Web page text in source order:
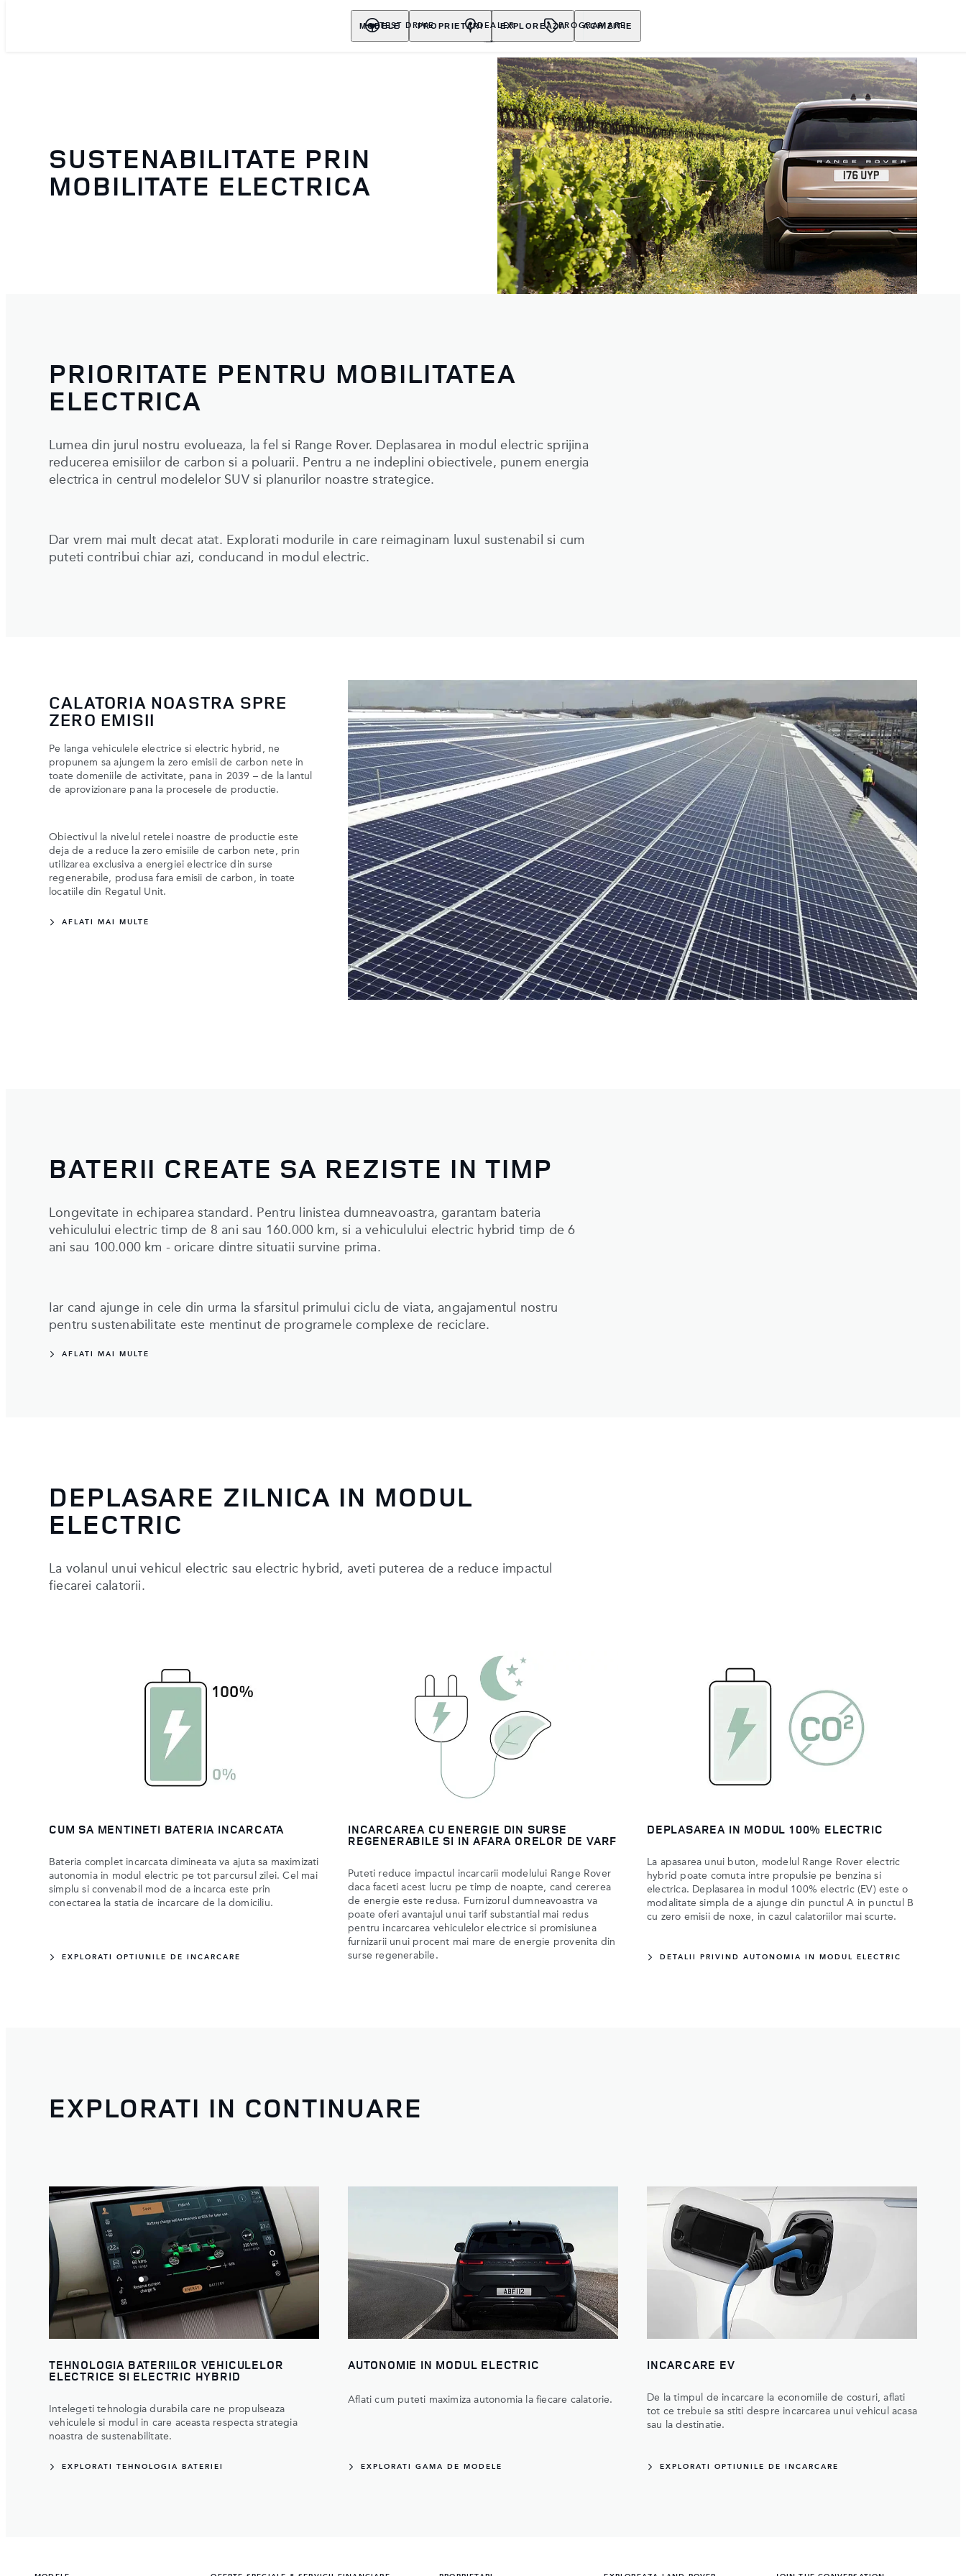
MODELE PROPRIETARI EXPLOREAZA ACHIZITIE
TEST DRIVE DEALER PROGRAMARE
SUSTENABILITATE PRIN
MOBILITATE ELECTRICA
PRIORITATE PENTRU MOBILITATEA
ELECTRICA
Lumea din jurul nostru evolueaza, la fel si Range Rover. Deplasarea in modul electric sprijina
reducerea emisiilor de carbon si a poluarii. Pentru a ne indeplini obiectivele, punem energia
electrica in centrul modelelor SUV si planurilor noastre strategice.
Dar vrem mai mult decat atat. Explorati modurile in care reimaginam luxul sustenabil si cum
puteti contribui chiar azi, conducand in modul electric.
CALATORIA NOASTRA SPRE
ZERO EMISII
Pe langa vehiculele electrice si electric hybrid, ne
propunem sa ajungem la zero emisii de carbon nete in
toate domeniile de activitate, pana in 2039 – de la lantul
de aprovizionare pana la procesele de productie.
Obiectivul la nivelul retelei noastre de productie este
deja de a reduce la zero emisiile de carbon nete, prin
utilizarea exclusiva a energiei electrice din surse
regenerabile, produsa fara emisii de carbon, in toate
locatiile din Regatul Unit.
AFLATI MAI MULTE
BATERII CREATE SA REZISTE IN TIMP
Longevitate in echiparea standard. Pentru linistea dumneavoastra, garantam bateria
vehiculului electric timp de 8 ani sau 160.000 km, si a vehiculului electric hybrid timp de 6
ani sau 100.000 km - oricare dintre situatii survine prima.
Iar cand ajunge in cele din urma la sfarsitul primului ciclu de viata, angajamentul nostru
pentru sustenabilitate este mentinut de programele complexe de reciclare.
AFLATI MAI MULTE
DEPLASARE ZILNICA IN MODUL
ELECTRIC
La volanul unui vehicul electric sau electric hybrid, aveti puterea de a reduce impactul
fiecarei calatorii.
CUM SA MENTINETI BATERIA INCARCATA
Bateria complet incarcata dimineata va ajuta sa maximizati
autonomia in modul electric pe tot parcursul zilei. Cel mai
simplu si convenabil mod de a incarca este prin
conectarea la statia de incarcare de la domiciliu.
EXPLORATI OPTIUNILE DE INCARCARE
INCARCAREA CU ENERGIE DIN SURSE
REGENERABILE SI IN AFARA ORELOR DE VARF
Puteti reduce impactul incarcarii modelului Range Rover
daca faceti acest lucru pe timp de noapte, cand cererea
de energie este redusa. Furnizorul dumneavoastra va
poate oferi avantajul unui tarif substantial mai redus
pentru incarcarea vehiculelor electrice si promisiunea
furnizarii unui procent mai mare de energie provenita din
surse regenerabile.
DEPLASAREA IN MODUL 100% ELECTRIC
La apasarea unui buton, modelul Range Rover electric
hybrid poate comuta intre propulsie pe benzina si
electrica. Deplasarea in modul 100% electric (EV) este o
modalitate simpla de a ajunge din punctul A in punctul B
cu zero emisii de noxe, in cazul calatoriilor mai scurte.
DETALII PRIVIND AUTONOMIA IN MODUL ELECTRIC
EXPLORATI IN CONTINUARE
TEHNOLOGIA BATERIILOR VEHICULELOR
ELECTRICE SI ELECTRIC HYBRID
Intelegeti tehnologia durabila care ne propulseaza
vehiculele si modul in care aceasta respecta strategia
noastra de sustenabilitate.
EXPLORATI TEHNOLOGIA BATERIEI
AUTONOMIE IN MODUL ELECTRIC
Aflati cum puteti maximiza autonomia la fiecare calatorie.
EXPLORATI GAMA DE MODELE
INCARCARE EV
De la timpul de incarcare la economiile de costuri, aflati
tot ce trebuie sa stiti despre incarcarea unui vehicul acasa
sau la destinatie.
EXPLORATI OPTIUNILE DE INCARCARE